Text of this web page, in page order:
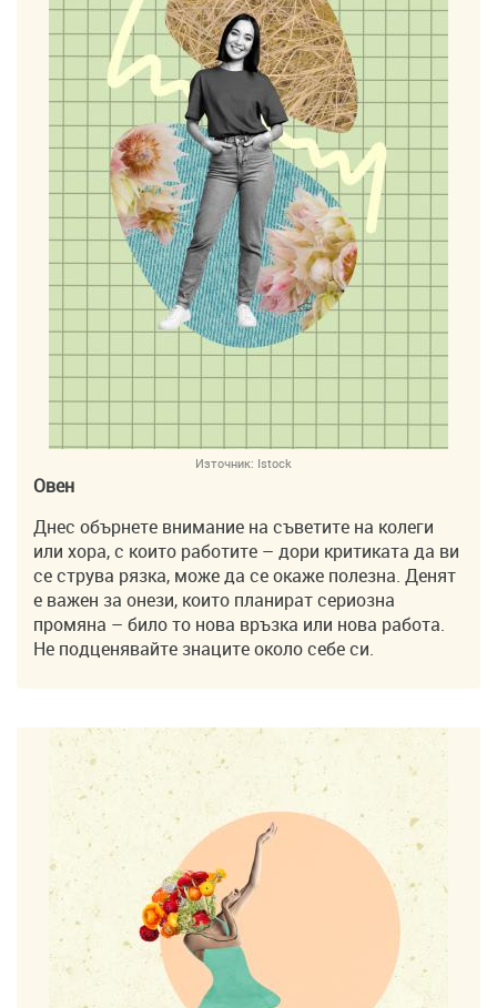
Източник: Istock
Овен
Днес обърнете внимание на съветите на колеги
или хора, с които работите – дори критиката да ви
се струва рязка, може да се окаже полезна. Денят
е важен за онези, които планират сериозна
промяна – било то нова връзка или нова работа.
Не подценявайте знаците около себе си.